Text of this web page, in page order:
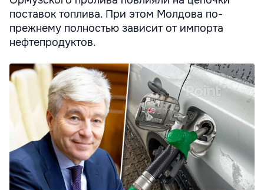
поставок топлива. При этом Молдова по-
прежнему полностью зависит от импорта
нефтепродуктов.